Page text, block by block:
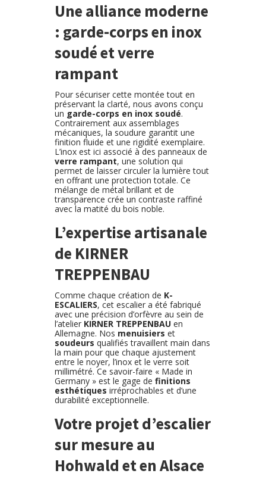
Une alliance moderne
: garde-corps en inox
soudé et verre
rampant
Pour sécuriser cette montée tout en
préservant la clarté, nous avons conçu
un garde-corps en inox soudé.
Contrairement aux assemblages
mécaniques, la soudure garantit une
finition fluide et une rigidité exemplaire.
L’inox est ici associé à des panneaux de
verre rampant, une solution qui
permet de laisser circuler la lumière tout
en offrant une protection totale. Ce
mélange de métal brillant et de
transparence crée un contraste raffiné
avec la matité du bois noble.
L’expertise artisanale
de KIRNER
TREPPENBAU
Comme chaque création de K-
ESCALIERS, cet escalier a été fabriqué
avec une précision d’orfèvre au sein de
l’atelier KIRNER TREPPENBAU en
Allemagne. Nos menuisiers et
soudeurs qualifiés travaillent main dans
la main pour que chaque ajustement
entre le noyer, l’inox et le verre soit
millimétré. Ce savoir-faire « Made in
Germany » est le gage definitions
esthétiques irréprochables et d’une
durabilité exceptionnelle.
Votre projet d’escalier
sur mesure au
Hohwald et en Alsace